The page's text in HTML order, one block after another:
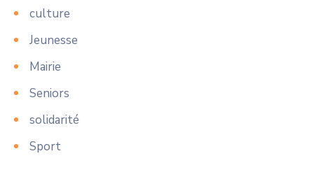
culture
Jeunesse
Mairie
Seniors
solidarité
Sport